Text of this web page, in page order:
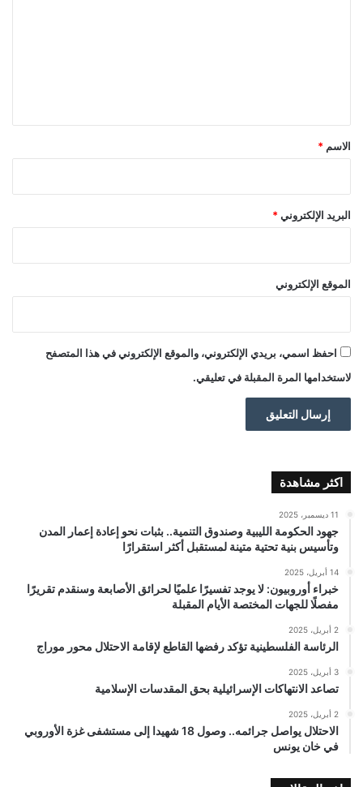
*
الاسم *
البريد الإلكتروني *
الموقع الإلكتروني
احفظ اسمي، بريدي الإلكتروني، والموقع الإلكتروني في هذا المتصفح
لاستخدامها المرة المقبلة في تعليقي.
اكثر مشاهدة
11 ديسمبر، 2025
جهود الحكومة الليبية وصندوق التنمية.. بثبات نحو إعادة إعمار المدن
وتأسيس بنية تحتية متينة لمستقبل أكثر استقرارًا
14 أبريل، 2025
خبراء أوروبيون: لا يوجد تفسيرًا علميًا لحرائق الأصابعة وسنقدم تقريرًا
مفصلًا للجهات المختصة الأيام المقبلة
2 أبريل، 2025
الرئاسة الفلسطينية تؤكد رفضها القاطع لإقامة الاحتلال محور موراج
3 أبريل، 2025
تصاعد الانتهاكات الإسرائيلية بحق المقدسات الإسلامية
2 أبريل، 2025
الاحتلال يواصل جرائمه.. وصول 18 شهيدا إلى مستشفى غزة الأوروبي
في خان يونس